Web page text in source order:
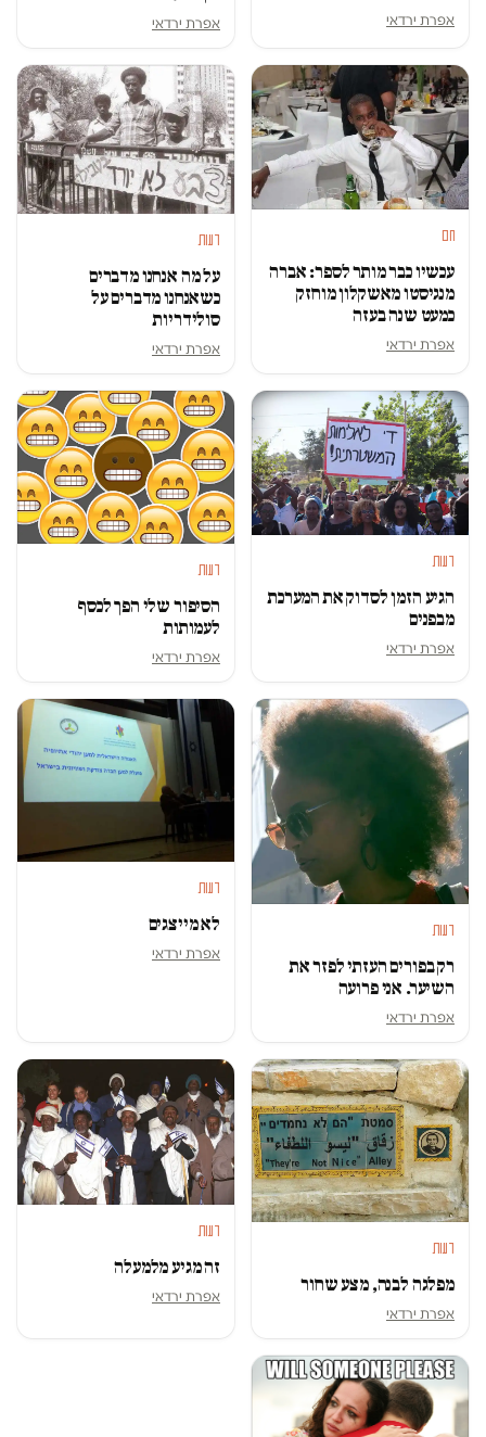
אפרת ירדאי אפרת ירדאי
חם
עכשיו כבר מותר לספר: אברה
מנגיסטו מאשקלון מוחזק
כמעט שנה בעזה
אפרת ירדאי
דעות
על מה אנחנו מדברים
כשאנחנו מדברים על
סולידריות
אפרת ירדאי
דעות
הגיע הזמן לסדוק את המערכת
מבפנים
אפרת ירדאי
דעות
הסיפור שלי הפך לכסף
לעמותות
אפרת ירדאי
דעות
רק בפורים העזתי לפזר את
השיער. אני פרועה
אפרת ירדאי
דעות
לא מייצגים
אפרת ירדאי
דעות
מפלגה לבנה, מצע שחור
אפרת ירדאי
דעות
זה מגיע מלמעלה
אפרת ירדאי